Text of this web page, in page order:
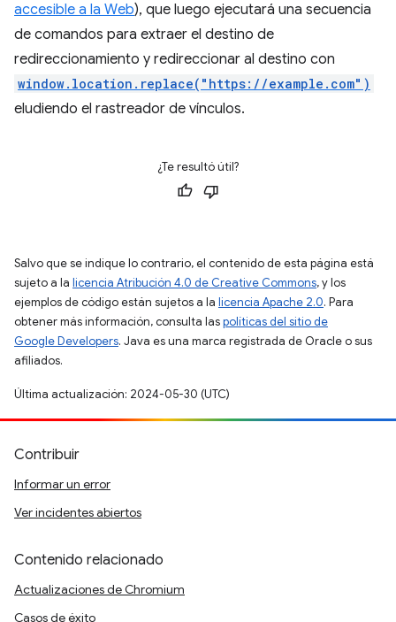
accesible a la Web), que luego ejecutará una secuencia
de comandos para extraer el destino de
redireccionamiento y redireccionar al destino con
window.location.replace("https://example.com")
eludiendo el rastreador de vínculos.
¿Te resultó útil?
Salvo que se indique lo contrario, el contenido de esta página está
sujeto a la licencia Atribución 4.0 de Creative Commons, y los
ejemplos de código están sujetos a la licencia Apache 2.0. Para
obtener más información, consulta laspolíticas del sitio de
Google Developers. Java es una marca registrada de Oracle o sus
afiliados.
Última actualización: 2024-05-30 (UTC)
Contribuir
Informar un error
Ver incidentes abiertos
Contenido relacionado
Actualizaciones de Chromium
Casos de éxito